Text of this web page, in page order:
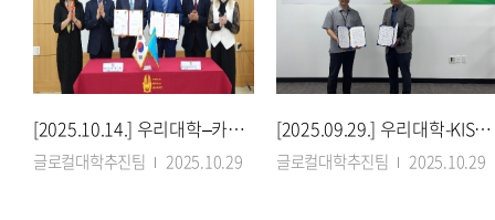
[2025.10.14.] 우리대학–카작 국립농업대, 전략적 국제협력 체제 구축
글로컬대학추진팀 2025.10.29
[2025.09.29.] 우리대학-KIST, 지역 강소기업과 산학 연계 교육 본격화
글로컬대학추진팀 2025.10.29